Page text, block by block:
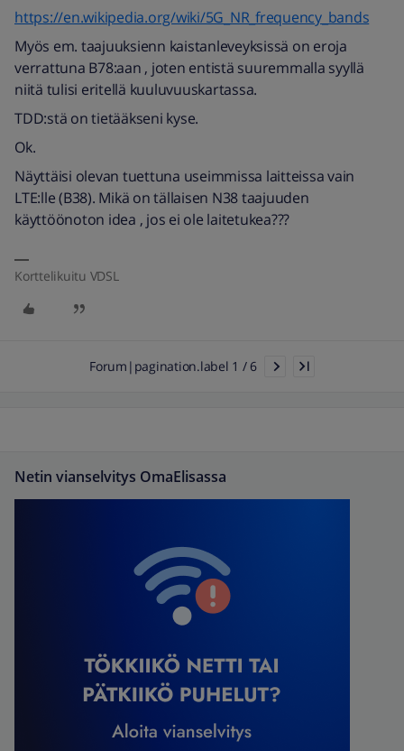
https://en.wikipedia.org/wiki/5G_NR_frequency_bands
Myös em. taajuuksienn kaistanleveyksissä on eroja
verrattuna B78:aan , joten entistä suuremmalla syyllä
niitä tulisi eritellä kuuluvuuskartassa.
TDD:stä on tietääkseni kyse.
Ok.
Näyttäisi olevan tuettuna useimmissa laitteissa vain
LTE:lle (B38). Mikä on tällaisen N38 taajuuden
käyttöönoton idea , jos ei ole laitetukea???
Korttelikuitu VDSL
Forum|pagination.label 1 / 6
Netin vianselvitys OmaElisassa